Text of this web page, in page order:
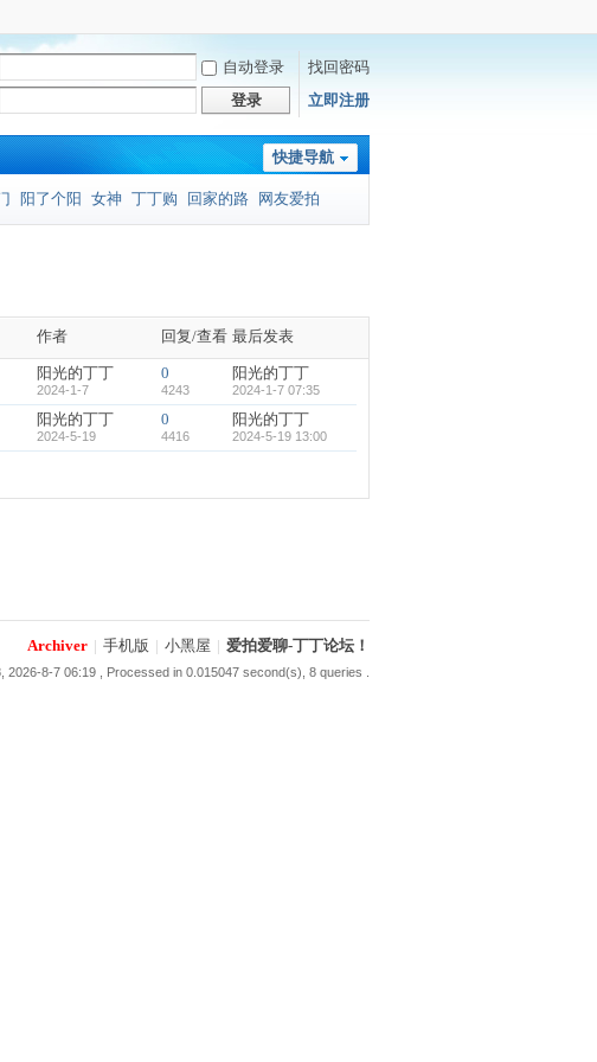
自动登录
找回密码
登录 立即注册
快捷导航
阳了个阳 女神 丁丁购 回家的路 网友爱拍
作者 回复/查看 最后发表
阳光的丁丁
2024-1-7
0
4243
阳光的丁丁
2024-1-7 07:35
阳光的丁丁
2024-5-19
0
4416
阳光的丁丁
2024-5-19 13:00
Archiver | 手机版 | 小黑屋 | 爱拍爱聊-丁丁论坛！
2026-8-7 06:19 , Processed in 0.015047 second(s), 8 queries .